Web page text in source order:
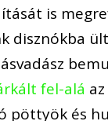
is
disznókba
fel-alá
pöttyök és